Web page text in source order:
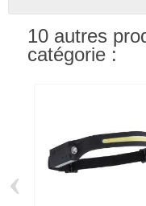
10 autres
catégorie :
‹